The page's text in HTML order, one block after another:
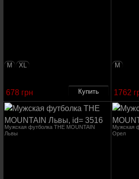
M
1762
M XL
678 грн
Мужская
Орел
Мужская футболка THE MOUNTAIN
Львы